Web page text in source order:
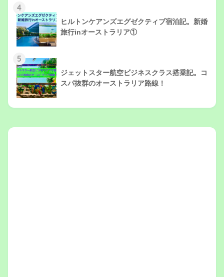
4
ヒルトンケアンズエグゼクティブ宿泊記。新婚
旅行inオーストラリア①
5
ジェットスター航空ビジネスクラス搭乗記。コ
スパ抜群のオーストラリア路線！